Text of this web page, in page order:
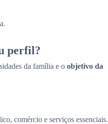
perfil?
da família e o objetivo da
comércio e serviços essenciais.